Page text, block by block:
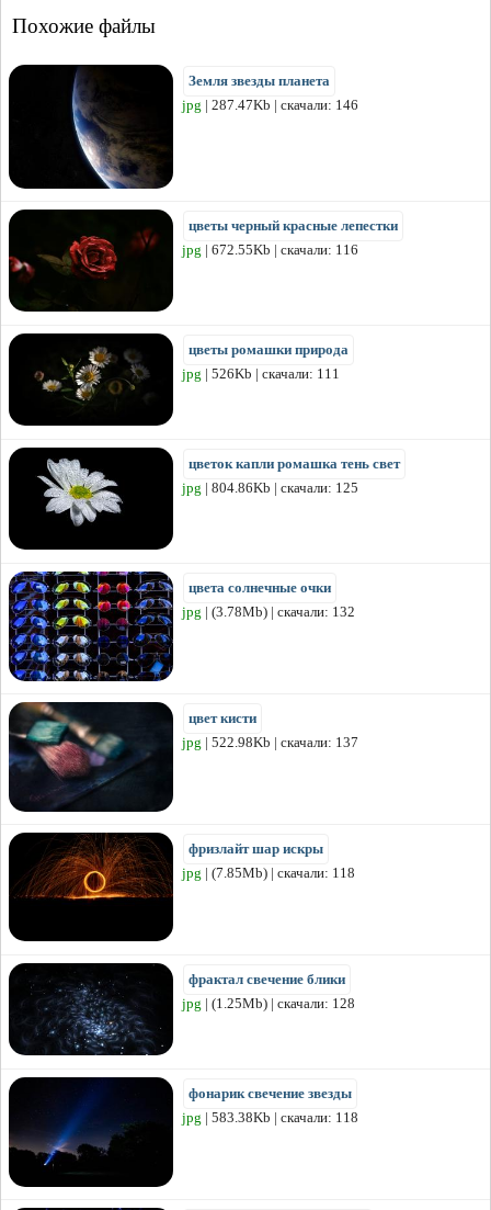
Похожие файлы
Земля звезды планета
jpg | 287.47Kb | скачали: 146
цветы черный красные лепестки
jpg | 672.55Kb | скачали: 116
цветы ромашки природа
jpg | 526Kb | скачали: 111
цветок капли ромашка тень свет
jpg | 804.86Kb | скачали: 125
цвета солнечные очки
jpg | (3.78Mb) | скачали: 132
цвет кисти
jpg | 522.98Kb | скачали: 137
фризлайт шар искры
jpg | (7.85Mb) | скачали: 118
фрактал свечение блики
jpg | (1.25Mb) | скачали: 128
фонарик свечение звезды
jpg | 583.38Kb | скачали: 118